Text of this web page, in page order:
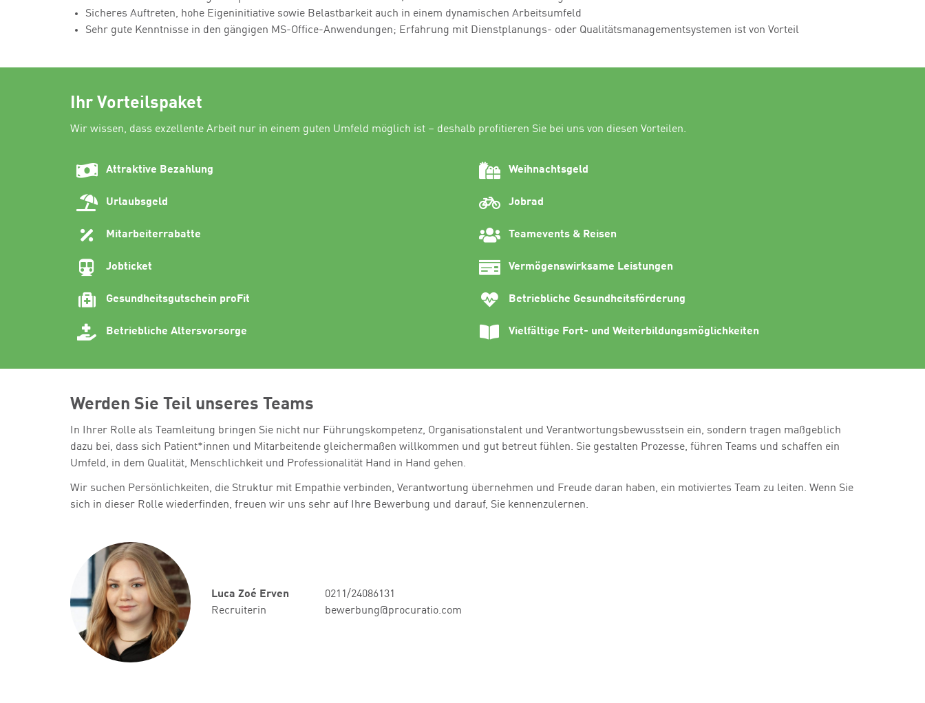
Sicheres Auftreten, hohe Eigeninitiative sowie Belastbarkeit auch in einem dynamischen Arbeitsumfeld
Sehr gute Kenntnisse in den gängigen MS-Office-Anwendungen; Erfahrung mit Dienstplanungs- oder Qualitätsmanagementsystemen ist von Vorteil
Ihr Vorteilspaket
Wir wissen, dass exzellente Arbeit nur in einem guten Umfeld möglich ist – deshalb profitieren Sie bei uns von diesen Vorteilen.
Attraktive Bezahlung Weihnachtsgeld
Urlaubsgeld Jobrad
Mitarbeiterrabatte Teamevents & Reisen
Jobticket Vermögenswirksame Leistungen
Gesundheitsgutschein proFit Betriebliche Gesundheitsförderung
Betriebliche Altersvorsorge Vielfältige Fort- und Weiterbildungsmöglichkeiten
Werden Sie Teil unseres Teams
In Ihrer Rolle als Teamleitung bringen Sie nicht nur Führungskompetenz, Organisationstalent und Verantwortungsbewusstsein ein, sondern tragen maßgeblich
dazu bei, dass sich Patient*innen und Mitarbeitende gleichermaßen willkommen und gut betreut fühlen. Sie gestalten Prozesse, führen Teams und schaffen ein
Umfeld, in dem Qualität, Menschlichkeit und Professionalität Hand in Hand gehen.
Wir suchen Persönlichkeiten, die Struktur mit Empathie verbinden, Verantwortung übernehmen und Freude daran haben, ein motiviertes Team zu leiten. Wenn Sie
sich in dieser Rolle wiederfinden, freuen wir uns sehr auf Ihre Bewerbung und darauf, Sie kennenzulernen.
Luca Zoé Erven
Recruiterin
0211/24086131
bewerbung@procuratio.com